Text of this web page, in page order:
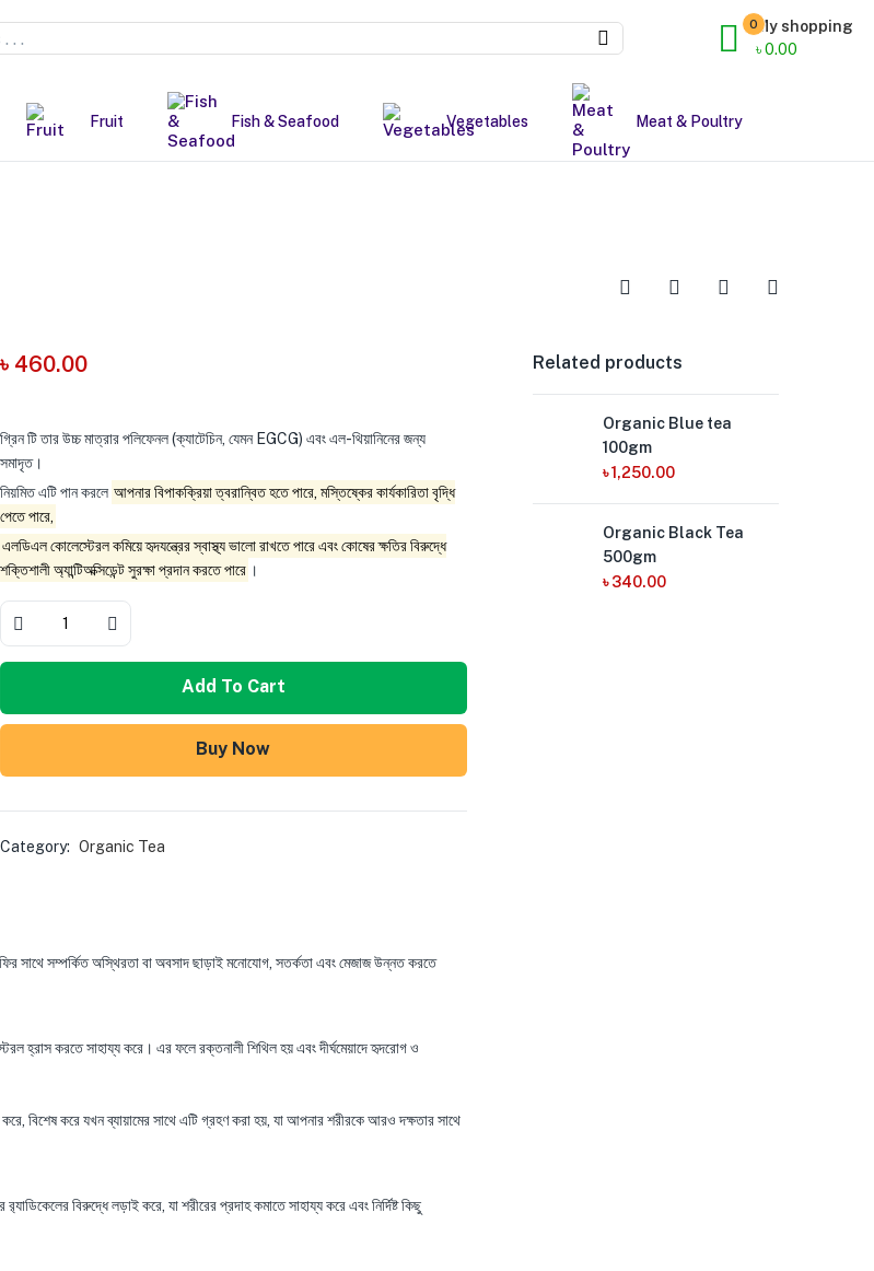
My shopping
0
৳0.00
Fruit Fish & Seafood Vegetables Meat & Poultry
৳ 460.00
গ্রিন টি তার উচ্চ মাত্রার পলিফেনল (ক্যাটেচিন, যেমন EGCG) এবং এল-থিয়ানিনের জন্য
সমাদৃত।
নিয়মিত এটি পান করলে আপনার বিপাকক্রিয়া ত্বরান্বিত হতে পারে, মস্তিষ্কের কার্যকারিতা বৃদ্ধি
পেতে পারে,
এলডিএল কোলেস্টেরল কমিয়ে হৃদযন্ত্রের স্বাস্থ্য ভালো রাখতে পারে এবং কোষের ক্ষতির বিরুদ্ধে
শক্তিশালী অ্যান্টিঅক্সিডেন্ট সুরক্ষা প্রদান করতে পারে ।
Add To Cart
Buy Now
Category: Organic Tea
সাথে সম্পর্কিত অস্থিরতা বা অবসাদ ছাড়াই মনোযোগ, সতর্কতা এবং মেজাজ উন্নত করতে
হ্রাস করতে সাহায্য করে। এর ফলে রক্তনালী শিথিল হয় এবং দীর্ঘমেয়াদে হৃদরোগ ও
করে, বিশেষ করে যখন ব্যায়ামের সাথে এটি গ্রহণ করা হয়, যা আপনার শরীরকে আরও দক্ষতার সাথে
বিরুদ্ধে লড়াই করে, যা শরীরের প্রদাহ কমাতে সাহায্য করে এবং নির্দিষ্ট কিছু
Related products
Organic Blue tea
100gm
৳1,250.00
Organic Black Tea
500gm
৳340.00